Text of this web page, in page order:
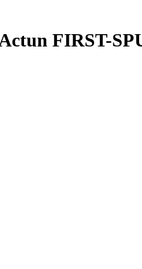
FIRST-